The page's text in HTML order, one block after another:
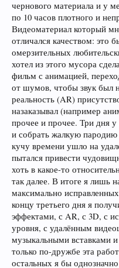
чернового материала и у
по 10 часов плотного и
Видеоматериал который
отличался качеством: это
омерзительных
хотел из этого мусора
фильм с анимацией,
от шумов, чтобы звук был
реальность (AR)
назаказывал (например
прочее и прочее. Три дня
и собрать жалкую пародию
кучу времени ушло на
пытался привести
хоть в какое-то
так далее. В итоге я лишь
максимально
концу третьего дня я
эффектами, с AR, с 3D, с
уровня, с удалённым
музыкальными вставками
только по-дружбе эта
остальных я бы